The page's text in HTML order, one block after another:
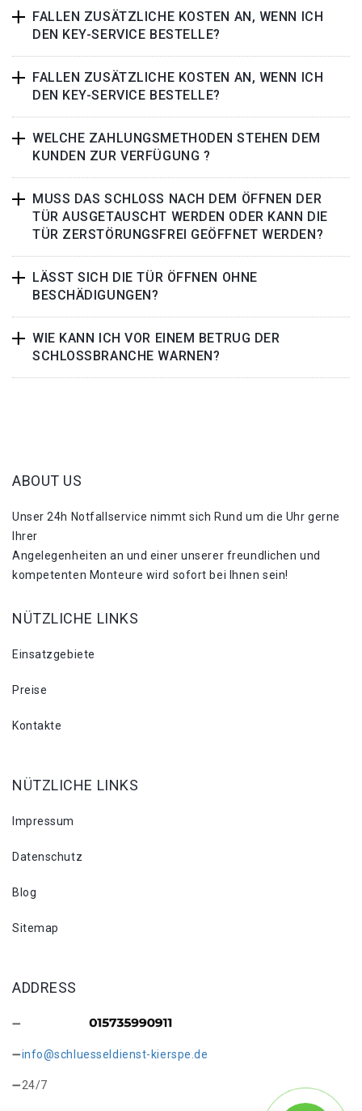
FALLEN ZUSÄTZLICHE KOSTEN AN, WENN ICH
DEN KEY-SERVICE BESTELLE?
FALLEN ZUSÄTZLICHE KOSTEN AN, WENN ICH
DEN KEY-SERVICE BESTELLE?
WELCHE ZAHLUNGSMETHODEN STEHEN DEM
KUNDEN ZUR VERFÜGUNG ?
MUSS DAS SCHLOSS NACH DEM ÖFFNEN DER
TÜR AUSGETAUSCHT WERDEN ODER KANN DIE
TÜR ZERSTÖRUNGSFREI GEÖFFNET WERDEN?
LÄSST SICH DIE TÜR ÖFFNEN OHNE
BESCHÄDIGUNGEN?
WIE KANN ICH VOR EINEM BETRUG DER
SCHLOSSBRANCHE WARNEN?
ABOUT US
Unser 24h Notfallservice nimmt sich Rund um die Uhr gerne
Ihrer
Angelegenheiten an und einer unserer freundlichen und
kompetenten Monteure wird sofort bei Ihnen sein!
NÜTZLICHE LINKS
Einsatzgebiete
Preise
Kontakte
NÜTZLICHE LINKS
Impressum
Datenschutz
Blog
Sitemap
ADDRESS
info@schluesseldienst-kierspe.de
24/7